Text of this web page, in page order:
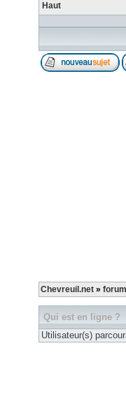
Haut
Chevreuil.net »
Qui est en ligne ?
Utilisateur(s)